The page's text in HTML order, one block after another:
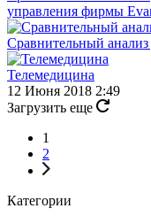
управления фирмы
Сравнительный
Телемедицина
12 Июня 2018 2:49
Загрузить еще
1
2
Категории